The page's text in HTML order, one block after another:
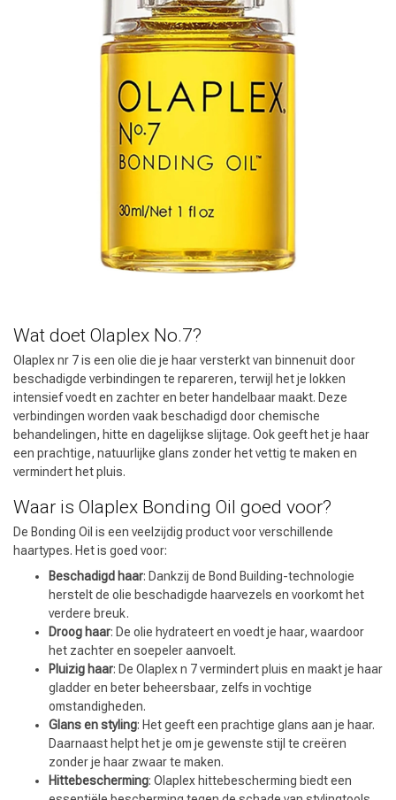
Wat doet Olaplex No.7?
Olaplex nr 7 is een olie die je haar versterkt van binnenuit door
beschadigde verbindingen te repareren, terwijl het je lokken
intensief voedt en zachter en beter handelbaar maakt. Deze
verbindingen worden vaak beschadigd door chemische
behandelingen, hitte en dagelijkse slijtage. Ook geeft het je haar
een prachtige, natuurlijke glans zonder het vettig te maken en
vermindert het pluis.
Waar is Olaplex Bonding Oil goed voor?
De Bonding Oil is een veelzijdig product voor verschillende
haartypes. Het is goed voor:
Beschadigd haar: Dankzij de Bond Building-technologie
herstelt de olie beschadigde haarvezels en voorkomt het
verdere breuk.
Droog haar: De olie hydrateert en voedt je haar, waardoor
het zachter en soepeler aanvoelt.
Pluizig haar: De Olaplex n 7 vermindert pluis en maakt je haar
gladder en beter beheersbaar, zelfs in vochtige
omstandigheden.
Glans en styling: Het geeft een prachtige glans aan je haar.
Daarnaast helpt het je om je gewenste stijl te creëren
zonder je haar zwaar te maken.
Hittebescherming: Olaplex hittebescherming biedt een